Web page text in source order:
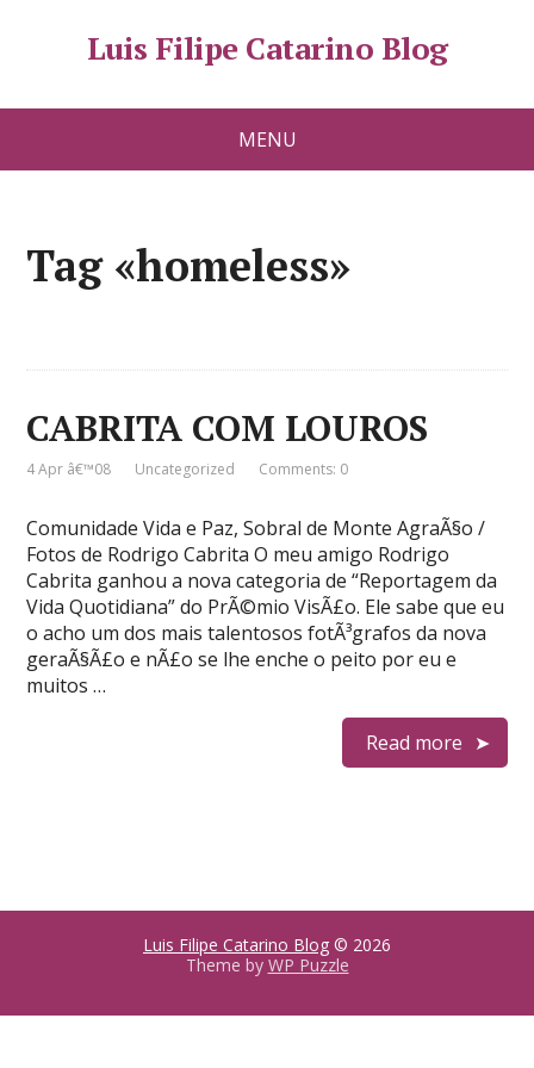
Luis Filipe Catarino Blog
MENU
Tag «homeless»
CABRITA COM LOUROS
4 Apr â€™08 Uncategorized Comments: 0
Comunidade Vida e Paz, Sobral de Monte AgraÃ§o /
Fotos de Rodrigo Cabrita O meu amigo Rodrigo
Cabrita ganhou a nova categoria de “Reportagem da
Vida Quotidiana” do PrÃ©mio VisÃ£o. Ele sabe que eu
o acho um dos mais talentosos fotÃ³grafos da nova
geraÃ§Ã£o e nÃ£o se lhe enche o peito por eu e
muitos …
Read more
Luis Filipe Catarino Blog © 2026
Theme by WP Puzzle